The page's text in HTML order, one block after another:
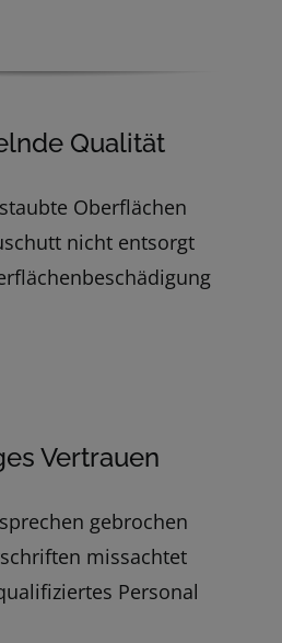
Qualität
Oberflächen
nicht entsorgt
Vertrauen
gebrochen
missachtet
Personal